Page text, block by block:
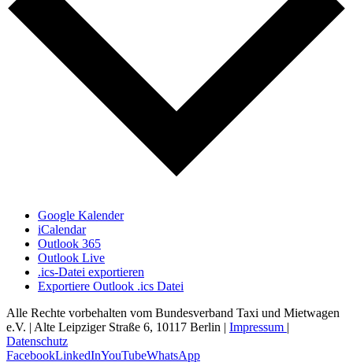
Google Kalender
iCalendar
Outlook 365
Outlook Live
.ics-Datei exportieren
Exportiere Outlook .ics Datei
Alle Rechte vorbehalten vom Bundesverband Taxi und Mietwagen
e.V. | Alte Leipziger Straße 6, 10117 Berlin | Impressum |
Datenschutz
FacebookLinkedInYouTubeWhatsApp